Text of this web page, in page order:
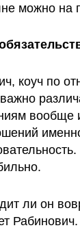
можно на
коуч по
вообще
ли он